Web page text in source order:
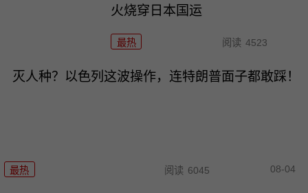
火烧穿日本国运
最热 阅读 4523
灭人种？以色列这波操作，连特朗普面子都敢踩！
最热 阅读 6045 08-04